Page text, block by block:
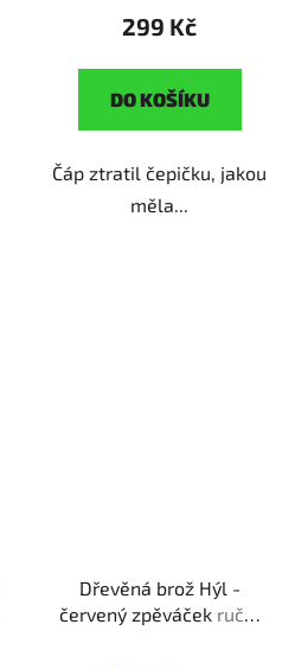
299 Kč
DO KOŠÍKU
Čáp ztratil čepičku, jakou
měla...
Dřevěná brož Hýl -
červený zpěváček ruční